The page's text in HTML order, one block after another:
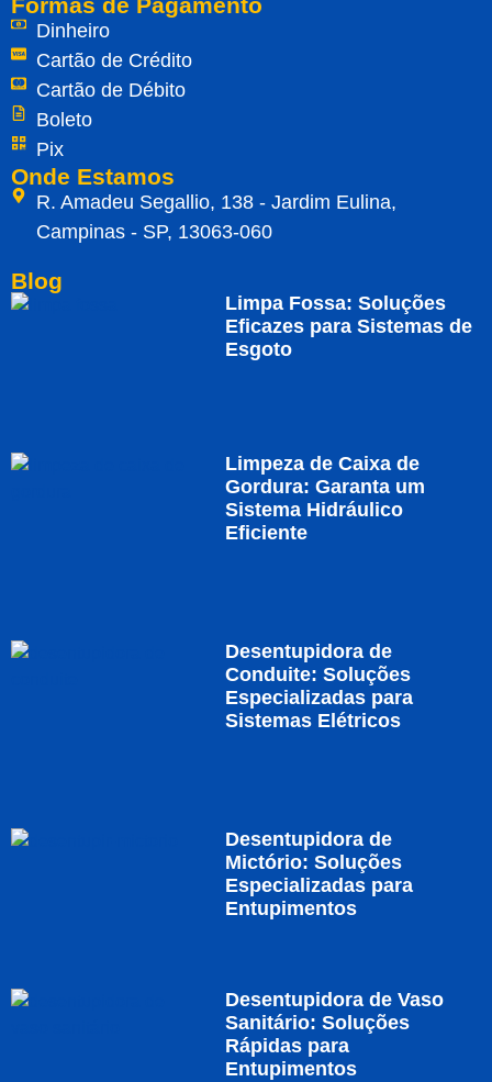
Dinheiro
Cartão de Crédito
Cartão de Débito
Boleto
Pix
Onde Estamos
R. Amadeu Segallio, 138 - Jardim Eulina,
Campinas - SP, 13063-060
Blog
Limpa Fossa: Soluções
Eficazes para Sistemas de
Esgoto
Limpeza de Caixa de
Gordura: Garanta um
Sistema Hidráulico
Eficiente
Desentupidora de
Conduite: Soluções
Especializadas para
Sistemas Elétricos
Desentupidora de
Mictório: Soluções
Especializadas para
Entupimentos
Desentupidora de Vaso
Sanitário: Soluções
Rápidas para
Entupimentos